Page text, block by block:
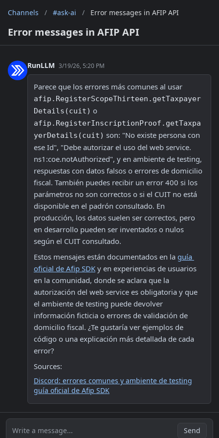
Channels / #ask-ai / Error messages in AFIP API
Error messages in AFIP API
RunLLM 3/19/26, 5:20 PM
afip.RegisterScopeThirteen.getTaxpayer
Details(cuit)
afip.RegisterInscriptionProof.getTaxpa
yerDetails(cuit) son: "No existe persona con
ese Id", "Debe autorizar el uso del web service.
ns1:coe.notAuthorized", y en ambiente de testing,
respuestas con datos falsos o errores de domicilio
fiscal. También puedes recibir un error 400 si los
parámetros no son correctos o si el CUIT no está
disponible en el padrón consultado. En
producción, los datos suelen ser correctos, pero
en desarrollo pueden ser inventados o nulos
según el CUIT consultado.
Estos mensajes están documentados en la guía
oficial de Afip SDK y en experiencias de usuarios
en la comunidad, donde se aclara que la
autorización del web service es obligatoria y que
el ambiente de testing puede devolver
información ficticia o errores de validación de
domicilio fiscal. ¿Te gustaría ver ejemplos de
código o una explicación más detallada de cada
error?
Sources:
Discord: errores comunes y ambiente de testing
guía oficial de Afip SDK
Write a message... Send